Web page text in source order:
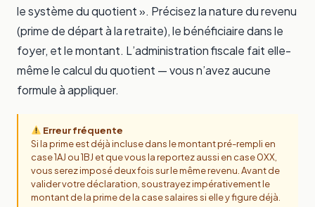
le système du quotient ». Précisez la nature du revenu
(prime de départ à la retraite), le bénéficiaire dans le
foyer, et le montant. L’administration fiscale fait elle-
même le calcul du quotient — vous n’avez aucune
formule à appliquer.
Erreur fréquente
Si la prime est déjà incluse dans le montant pré-rempli en
case 1AJ ou 1BJ et que vous la reportez aussi en case 0XX,
vous serez imposé deux fois sur le même revenu. Avant de
valider votre déclaration, soustrayez impérativement le
montant de la prime de la case salaires si elle y figure déjà.